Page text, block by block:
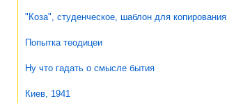
"Коза", студенческое, шаблон для копирования
Попытка теодицеи
Ну что гадать о смысле бытия
Киев, 1941